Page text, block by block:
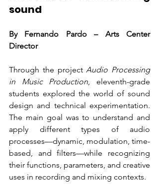
sound
By Fernando Pardo – Arts Center
Director
Through the project Audio Processing
in Music Production, eleventh-grade
students explored the world of sound
design and technical experimentation.
The main goal was to understand and
apply different types of audio
processes—dynamic, modulation, time-
based, and filters—while recognizing
their functions, parameters, and creative
uses in recording and mixing contexts.